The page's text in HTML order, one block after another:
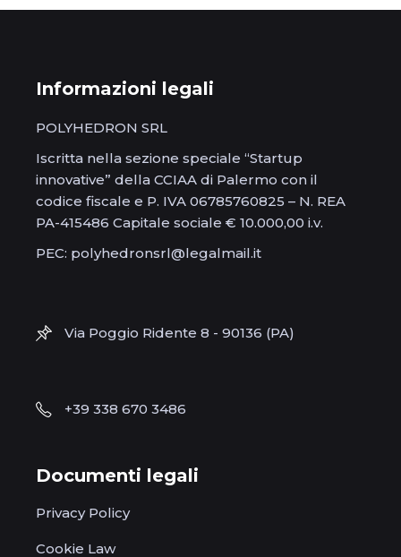
Informazioni legali
POLYHEDRON SRL
Iscritta nella sezione speciale “Startup
innovative” della CCIAA di Palermo con il
codice fiscale e P. IVA 06785760825 – N. REA
PA-415486 Capitale sociale € 10.000,00 i.v.
PEC: polyhedronsrl@legalmail.it
Via Poggio Ridente 8 - 90136 (PA)
+39 338 670 3486
Documenti legali
Privacy Policy
Cookie Law